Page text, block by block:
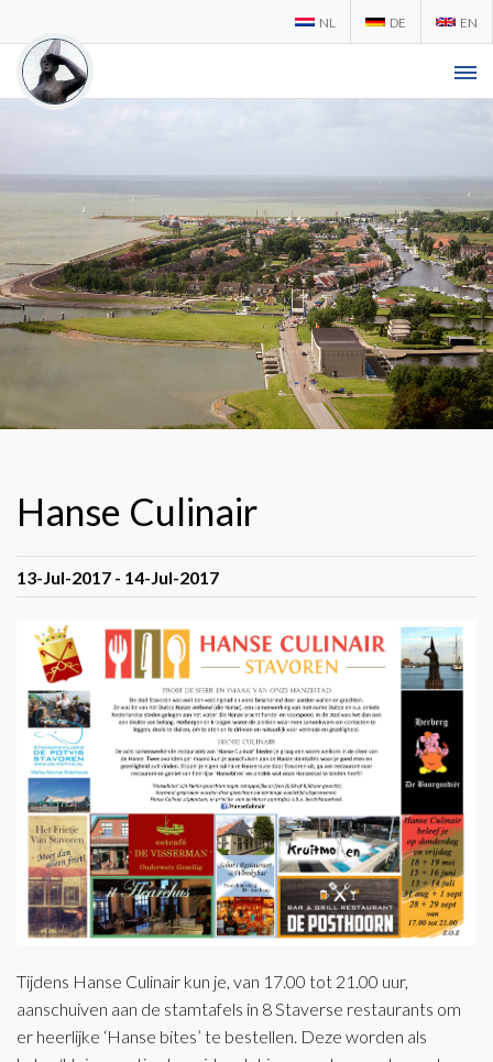
NL DE EN
Hanse Culinair
13-Jul-2017 - 14-Jul-2017
Tijdens Hanse Culinair kun je, van 17.00 tot 21.00 uur,
aanschuiven aan de stamtafels in 8 Staverse restaurants om
er heerlijke ‘Hanse bites’ te bestellen. Deze worden als